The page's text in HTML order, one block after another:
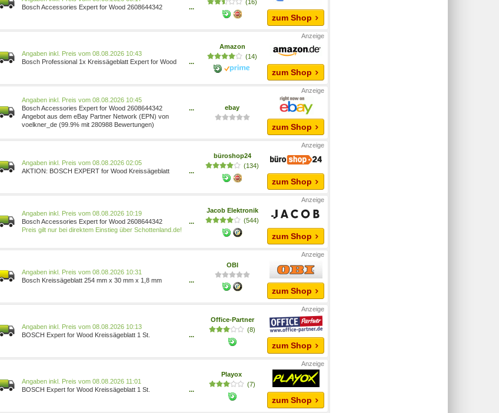
Bosch Accessories Expert for Wood 2608644342
...
(16)
zum Shop
Preis vom 08.08.2026 10:43
Bosch Professional 1x Kreissägeblatt Expert for Wood
...
Amazon
(14)
zum Shop
Preis vom 08.08.2026 10:45
Bosch Accessories Expert for Wood 2608644342
Kreissägeblatt 254 x 30 x 1.8 mm... 2 608 644 342
...
Angebot aus dem eBay Partner Network (EPN) von
voelkner_de (99.9% mit 280988 Bewertungen)
ebay
zum Shop
Preis vom 08.08.2026 02:05
AKTION: BOSCH EXPERT for Wood Kreissägeblatt
...
büroshop24
(134)
zum Shop
Preis vom 08.08.2026 10:19
Bosch Accessories Expert for Wood 2608644342
Kreissägeblatt 254 x 30 x 1.8 mm Zähneanzahl: 54 1 St.
...
Preis gilt nur bei direktem Einstieg über Schottenland.de!
Jacob Elektronik
(544)
zum Shop
Preis vom 08.08.2026 10:31
Bosch Kreissägeblatt 254 mm x 30 mm x 1,8 mm
...
OBI
zum Shop
Preis vom 08.08.2026 10:13
BOSCH Expert for Wood Kreissägeblatt 1 St.
...
Office-Partner
(8)
zum Shop
Preis vom 08.08.2026 11:01
BOSCH Expert for Wood Kreissägeblatt 1 St.
...
Playox
(7)
zum Shop